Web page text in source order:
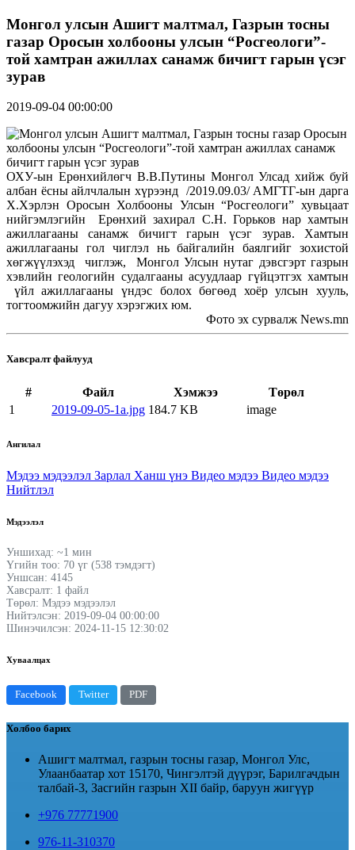
Монгол улсын Ашигт малтмал, Газрын тосны
газар Оросын холбооны улсын “Росгеологи”-
той хамтран ажиллах санамж бичигт гарын үсэг
зурав
2019-09-04 00:00:00
ОХУ-ын Ерөнхийлөгч В.В.Путины Монгол Улсад хийж буй
албан ёсны айлчлалын хүрээнд /2019.09.03/ АМГТГ-ын дарга
Х.Хэрлэн Оросын Холбооны Улсын “Росгеологи” хувьцаат
нийгэмлэгийн Ерөнхий захирал С.Н. Горьков нар хамтын
ажиллагааны санамж бичигт гарын үсэг зурав. Хамтын
ажиллагааны гол чиглэл нь байгалийн баялгийг зохистой
хөгжүүлэхэд чиглэж, Монгол Улсын нутаг дэвсгэрт газрын
хэвлийн геологийн судалгааны асуудлаар гүйцэтгэх хамтын
үйл ажиллагааны үндэс болох бөгөөд хоёр улсын хууль,
тогтоомжийн дагуу хэрэгжих юм.
Фото эх сурвалж News.mn
Хавсралт файлууд
# Файл Хэмжээ
Төрөл
1
2019-09-05-1a.jpg 184.7 KB image
Ангилал
Мэдээ мэдээлэл Зарлал Ханш үнэ Видео мэдээ Видео мэдээ
Нийтлэл
Мэдээлэл
Уншихад: ~1 мин
Үгийн тоо: 70 үг (538 тэмдэгт)
Уншсан: 4145
Хавсралт: 1 файл
Төрөл: Мэдээ мэдээлэл
Нийтэлсэн: 2019-09-04 00:00:00
Шинэчилсэн: 2024-11-15 12:30:02
Хуваалцах
Facebook Twitter PDF
Холбоо барих
Ашигт малтмал, газрын тосны газар, Монгол Улс,
Улаанбаатар хот 15170, Чингэлтэй дүүрэг, Барилгачдын
талбай-3, Засгийн газрын XII байр, баруун жигүүр
+976 77771900
976-11-310370